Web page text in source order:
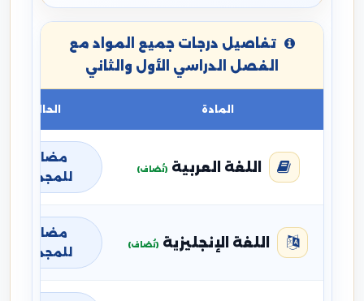
تفاصيل درجات جميع المواد مع
الفصل الدراسي الأول والثاني
المادة الحالة
اللغة العربية (تُضاف)
مضافة
للمجموع
اللغة الإنجليزية (تُضاف)
مضافة
للمجموع